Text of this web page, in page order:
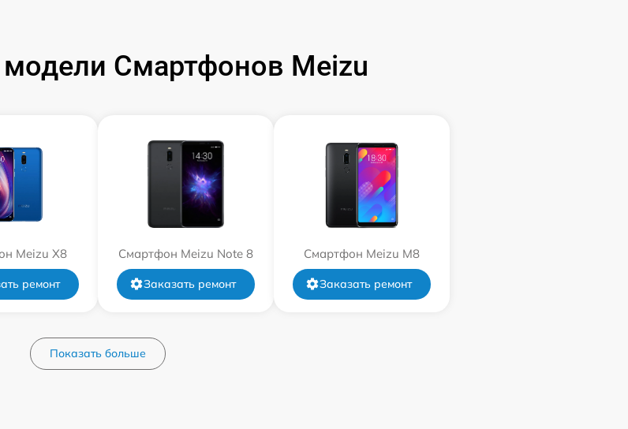
Смартфонов Meizu
Meizu X8
ремонт
Смартфон Meizu Note 8
Заказать ремонт
Смартфон Meizu M8
Заказать ремонт
Показать больше